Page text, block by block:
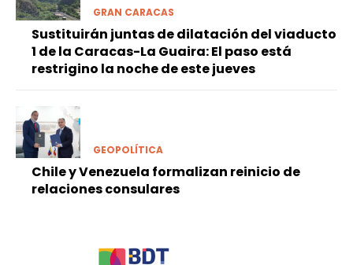
GRAN CARACAS
Sustituirán juntas de dilatación del viaducto
1 de la Caracas-La Guaira: El paso está
restrigino la noche de este jueves
GEOPOLÍTICA
Chile y Venezuela formalizan reinicio de
relaciones consulares